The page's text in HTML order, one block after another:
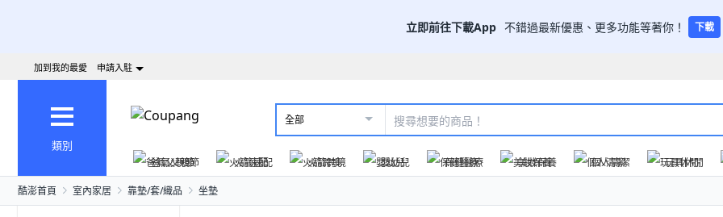
立即前往下載App 不錯過最新優惠、更多功能等著你！ 下載
加到我的最愛 申請入駐
類別
全部
爸氣父親節 火箭速配 火箭跨境 嬰幼兒 保健醫療 美妝保養 個人清潔 玩具休閒
酷澎首頁 室內家居 靠墊/套/織品 坐墊